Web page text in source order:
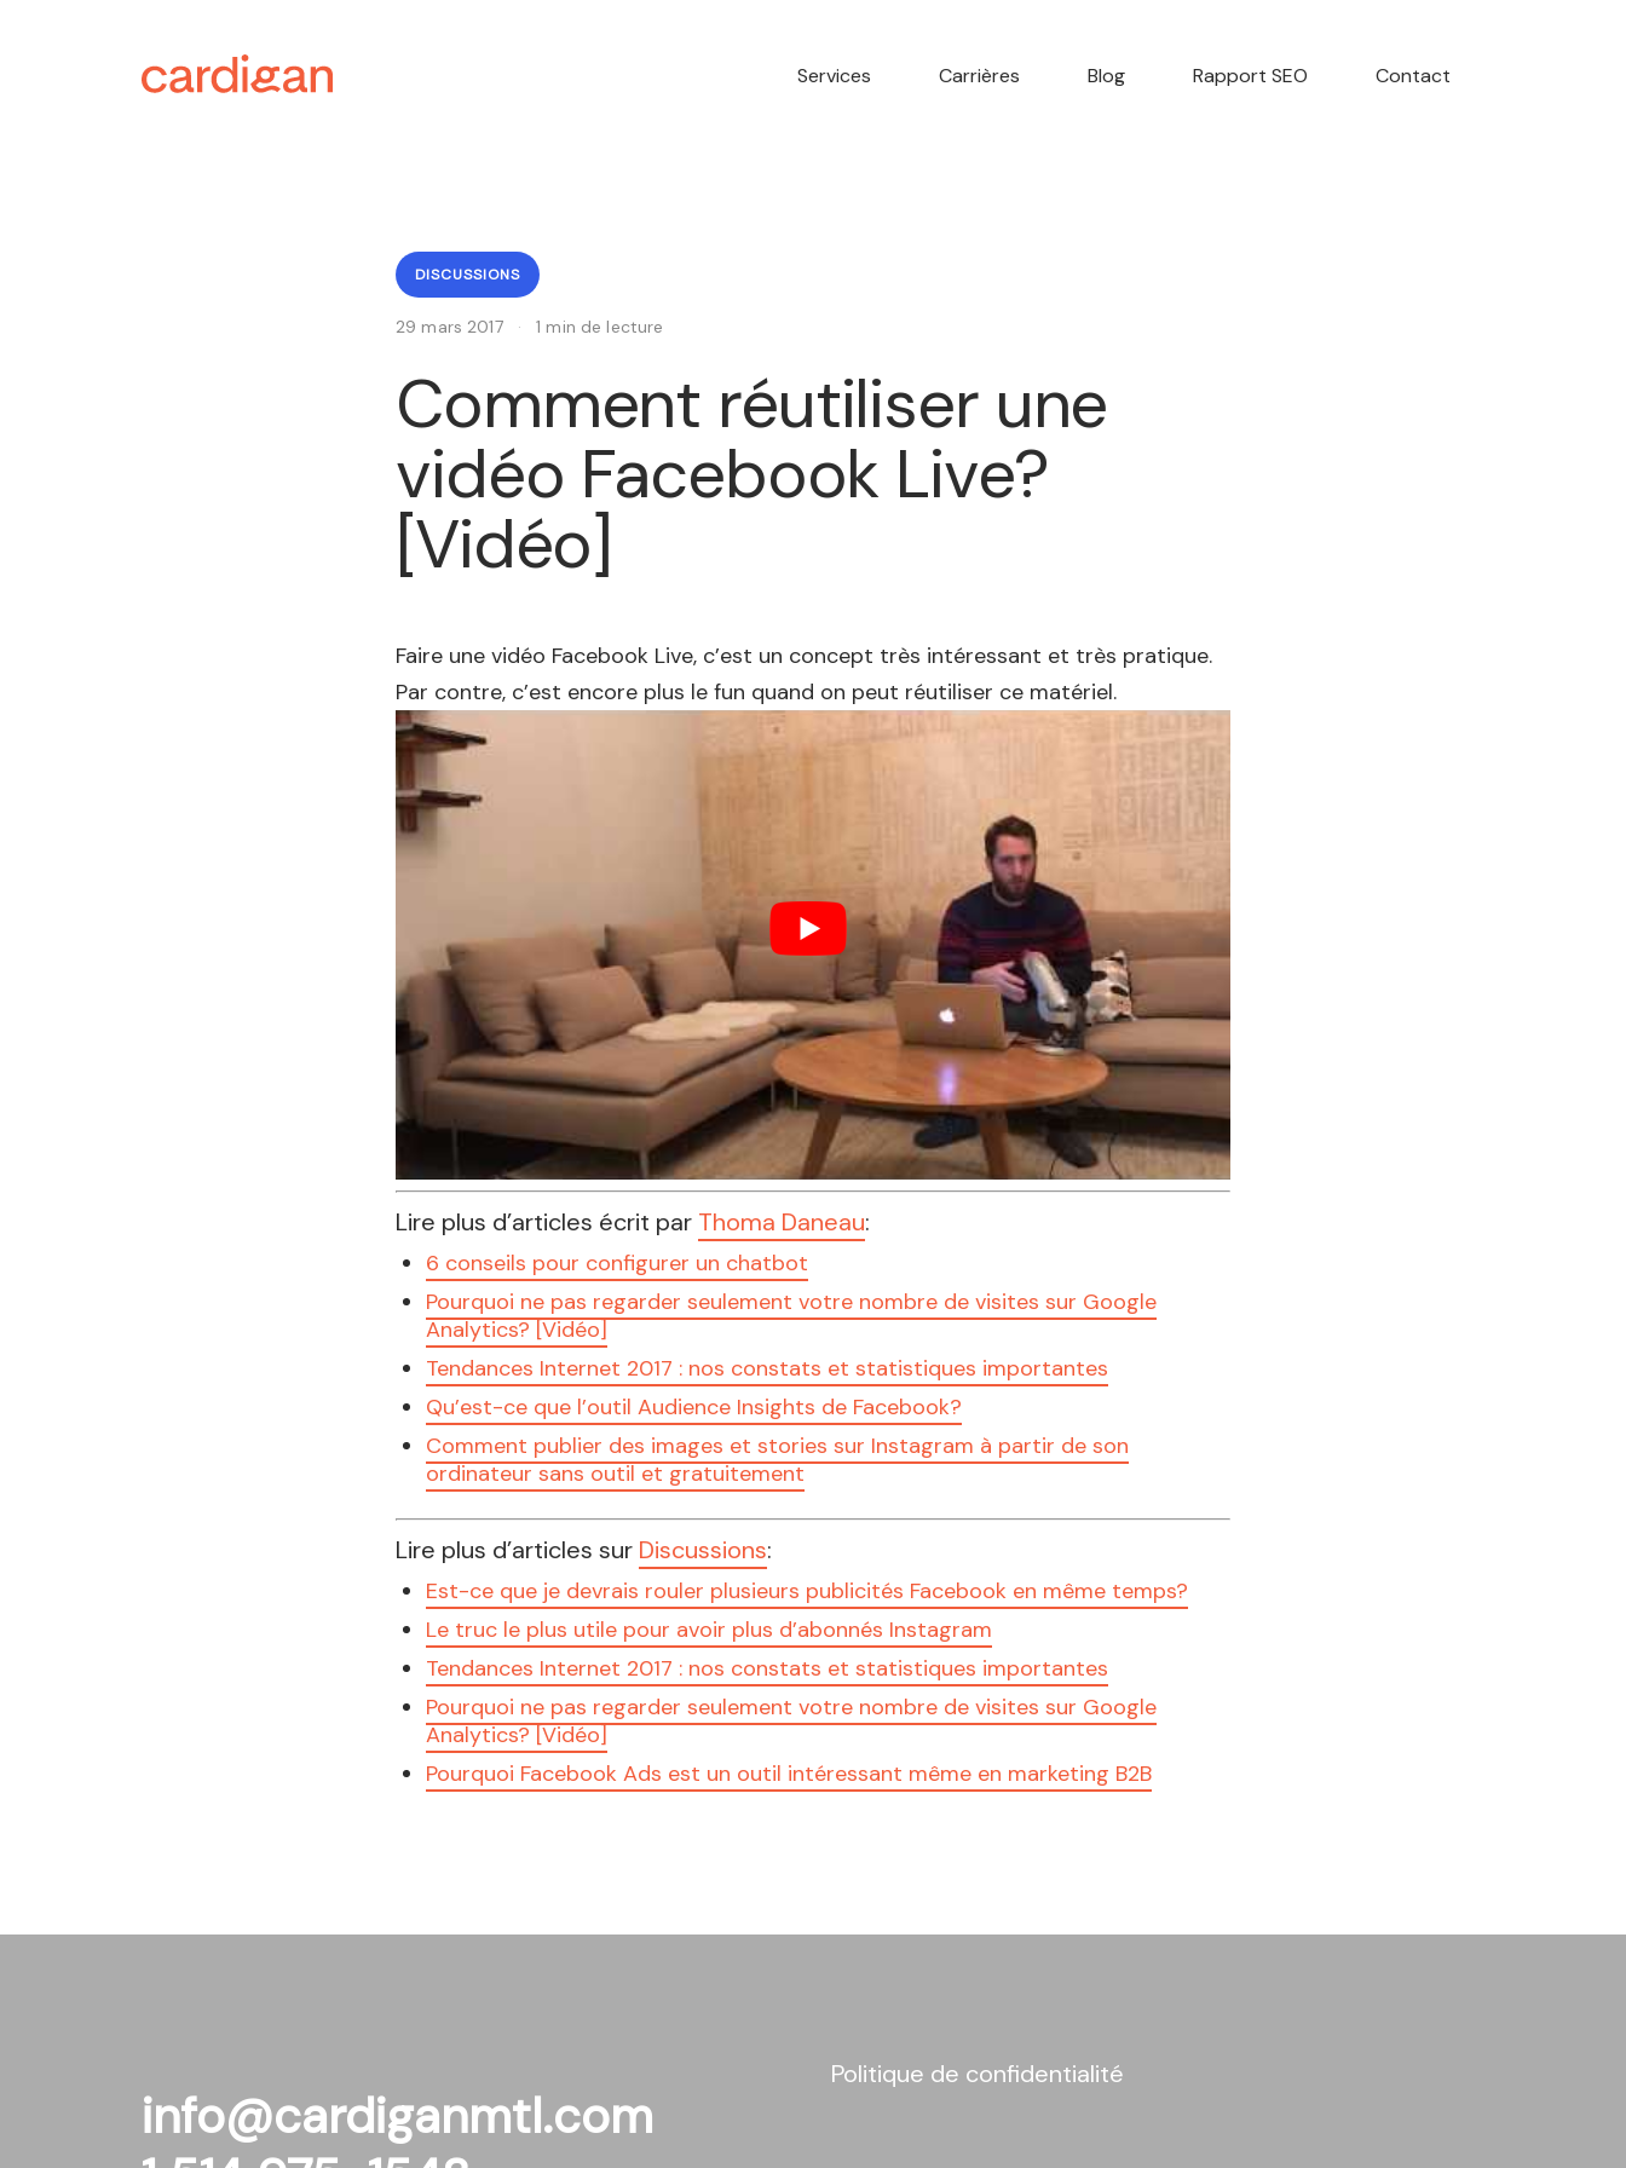
Services Carrières Blog Rapport SEO Contact
DISCUSSIONS
29 mars 2017 · 1 min de lecture
Comment réutiliser une
vidéo Facebook Live?
[Vidéo]
Faire une vidéo Facebook Live, c’est un concept très intéressant et très pratique.
Par contre, c’est encore plus le fun quand on peut réutiliser ce matériel.
Lire plus d’articles écrit par Thoma Daneau:
6 conseils pour configurer un chatbot
Pourquoi ne pas regarder seulement votre nombre de visites sur Google
Analytics? [Vidéo]
Tendances Internet 2017 : nos constats et statistiques importantes
Qu’est-ce que l’outil Audience Insights de Facebook?
Comment publier des images et stories sur Instagram à partir de son
ordinateur sans outil et gratuitement
Lire plus d’articles sur Discussions:
Est-ce que je devrais rouler plusieurs publicités Facebook en même temps?
Le truc le plus utile pour avoir plus d’abonnés Instagram
Tendances Internet 2017 : nos constats et statistiques importantes
Pourquoi ne pas regarder seulement votre nombre de visites sur Google
Analytics? [Vidéo]
Pourquoi Facebook Ads est un outil intéressant même en marketing B2B
info@cardiganmtl.com
Politique de confidentialité